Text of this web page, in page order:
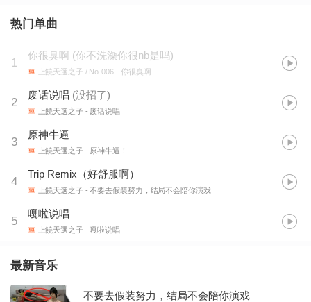
热门单曲
1
你很臭啊 (你不洗澡你很nb是吗)
上饒天選之子 / No.006 - 你很臭啊
2
废话说唱 (没招了)
上饒天選之子 - 废话说唱
3
原神牛逼
上饒天選之子 - 原神牛逼！
4
Trip Remix（好舒服啊）
上饒天選之子 - 不要去假装努力，结局不会陪你演戏
5
嘎啦说唱
上饒天選之子 - 嘎啦说唱
最新音乐
不要去假装努力，结局不会陪你演戏